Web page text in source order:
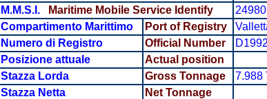
M.M.S.I.Maritime Mobile Service Identify
Compartimento Marittimo
Port of Registry
Numero di Registro
Official Number
Posizione attuale
Actual position
Stazza Lorda
Gross Tonnage
7.988
Stazza Netta
Net Tonnage